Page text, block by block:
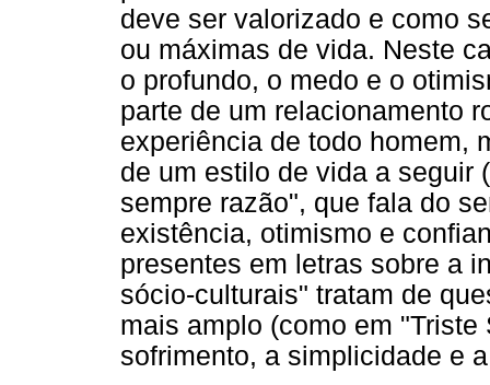
deve ser valorizado e como
ou máximas de vida. Neste
o profundo, o medo e o
parte de um relacionamento
experiência de todo homem,
de um estilo de vida a seguir
sempre razão", que fala do
existência, otimismo e
presentes em letras sobre a
sócio-culturais" tratam de
mais amplo (como em
sofrimento, a simplicidade e